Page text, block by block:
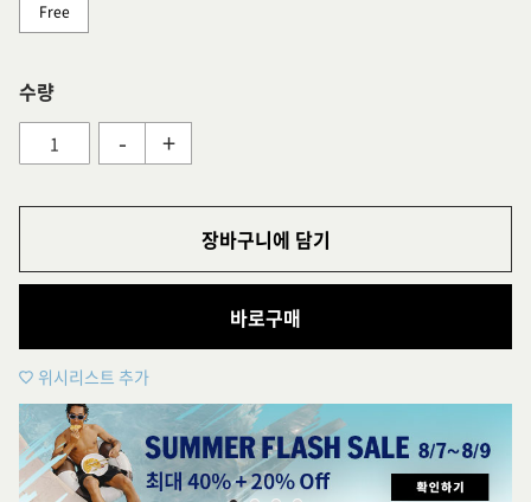
Free
수량
- +
장바구니에 담기
바로구매
위시리스트 추가